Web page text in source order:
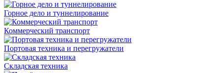
Горное дело и туннелирование
Коммерческий транспорт
Портовая техника и перегружатели
Складская техника